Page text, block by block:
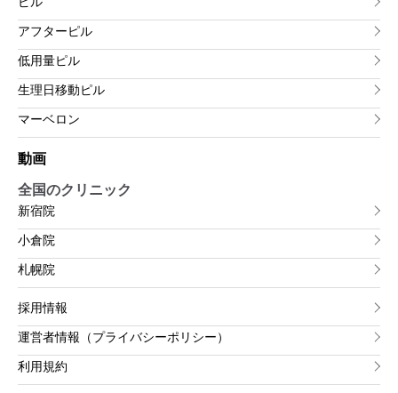
アフターピル
低用量ピル
生理日移動ピル
マーベロン
動画
全国のクリニック
新宿院
小倉院
札幌院
採用情報
運営者情報（プライバシーポリシー）
利用規約